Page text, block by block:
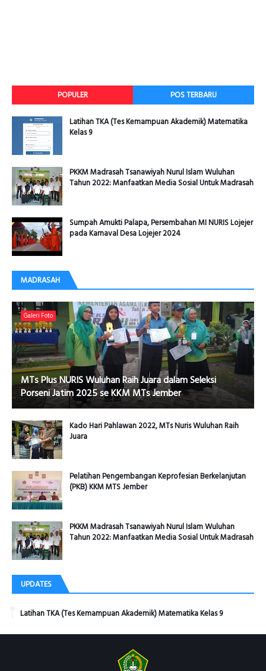
POPULER POS TERBARU
Latihan TKA (Tes Kemampuan Akademik) Matematika
Kelas 9
PKKM Madrasah Tsanawiyah Nurul Islam Wuluhan
Tahun 2022: Manfaatkan Media Sosial Untuk Madrasah
Sumpah Amukti Palapa, Persembahan MI NURIS Lojejer
pada Karnaval Desa Lojejer 2024
MADRASAH
Galeri Foto
MTs Plus NURIS Wuluhan Raih Juara dalam Seleksi
Porseni Jatim 2025 se KKM MTs Jember
Kado Hari Pahlawan 2022, MTs Nuris Wuluhan Raih
Juara
Pelatihan Pengembangan Keprofesian Berkelanjutan
(PKB) KKM MTS Jember
PKKM Madrasah Tsanawiyah Nurul Islam Wuluhan
Tahun 2022: Manfaatkan Media Sosial Untuk Madrasah
UPDATES
Latihan TKA (Tes Kemampuan Akademik) Matematika Kelas 9